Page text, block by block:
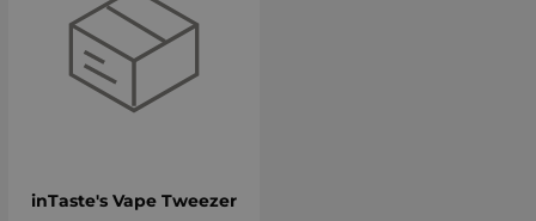
inTaste's Vape Tweezer